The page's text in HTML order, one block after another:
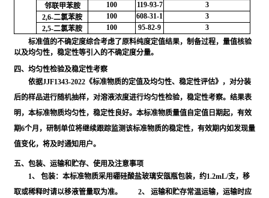
邻联甲苯胺
100 119-93-7
3
2,6-二氯苯胺
100 608-31-1
3
2,5-二氯苯胺
100 95-82-9
3
标准值的不确定度综合考虑了原料纯度定值结果，制备过程，量值核验
以及均匀性，稳定性等引入的不确定度分量。
四、均匀性检验及稳定性考察
依据JJF1343-2022《标准物质的定值及均匀性、稳定性评估》，对分装
后的样品进行随机抽样，对溶液浓度进行均匀性检验，稳定性考察。结果表
明，本标准物质均匀性，稳定性良好。本标准物质量值自定值日期起，有效
期6个月，研制单位将继续跟踪监测该标准物质的稳定性，有效期内如发现量
值变化，将及时通知用户。
五、包装、运输和贮存、使用及注意事项
1、 包装：本标准物质采用硼硅酸盐玻璃安瓿瓶包装，约1.2mL/支，移
取或稀释时请以移液管量取为准。 2、 运输和贮存常温运输，运输时应